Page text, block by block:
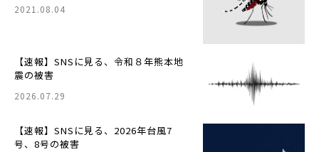
2021.08.04
【速報】SNSに見る、令和８年熊本地
震の被害
2026.07.29
【速報】SNSに見る、2026年台風7
号、8号の被害